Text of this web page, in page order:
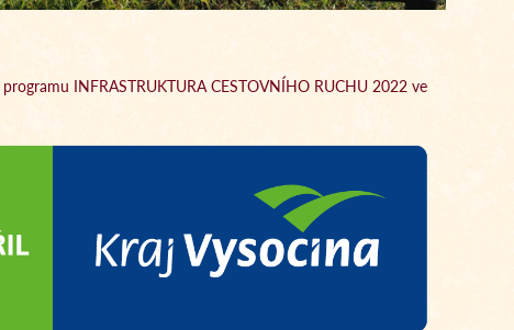
INFRASTRUKTURA CESTOVNÍHO RUCHU 2022 ve